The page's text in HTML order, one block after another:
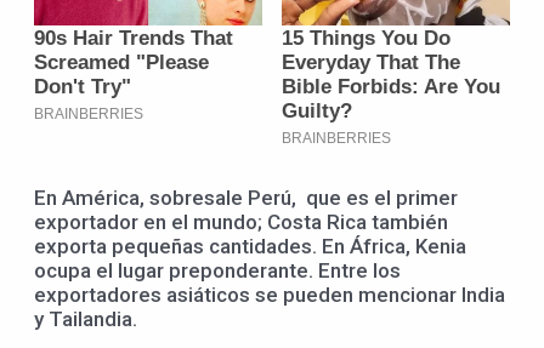
En América, sobresale Perú, que es el primer
exportador en el mundo; Costa Rica también
exporta pequeñas cantidades. En África, Kenia
ocupa el lugar preponderante. Entre los
exportadores asiáticos se pueden mencionar India
y Tailandia.